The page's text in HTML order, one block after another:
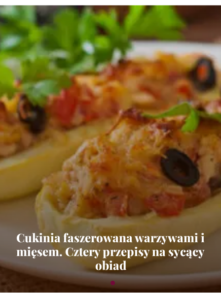
Cukinia faszerowana warzywami i
mięsem. Cztery przepisy na sycący
obiad